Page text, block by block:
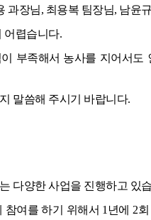
과장님, 최용복 팀장님, 남윤
어렵습니다.
부족해서 농사를 지어서도
말씀해 주시기 바랍니다.
다양한 사업을 진행하고 있
여를 하기 위해서 1년에 2